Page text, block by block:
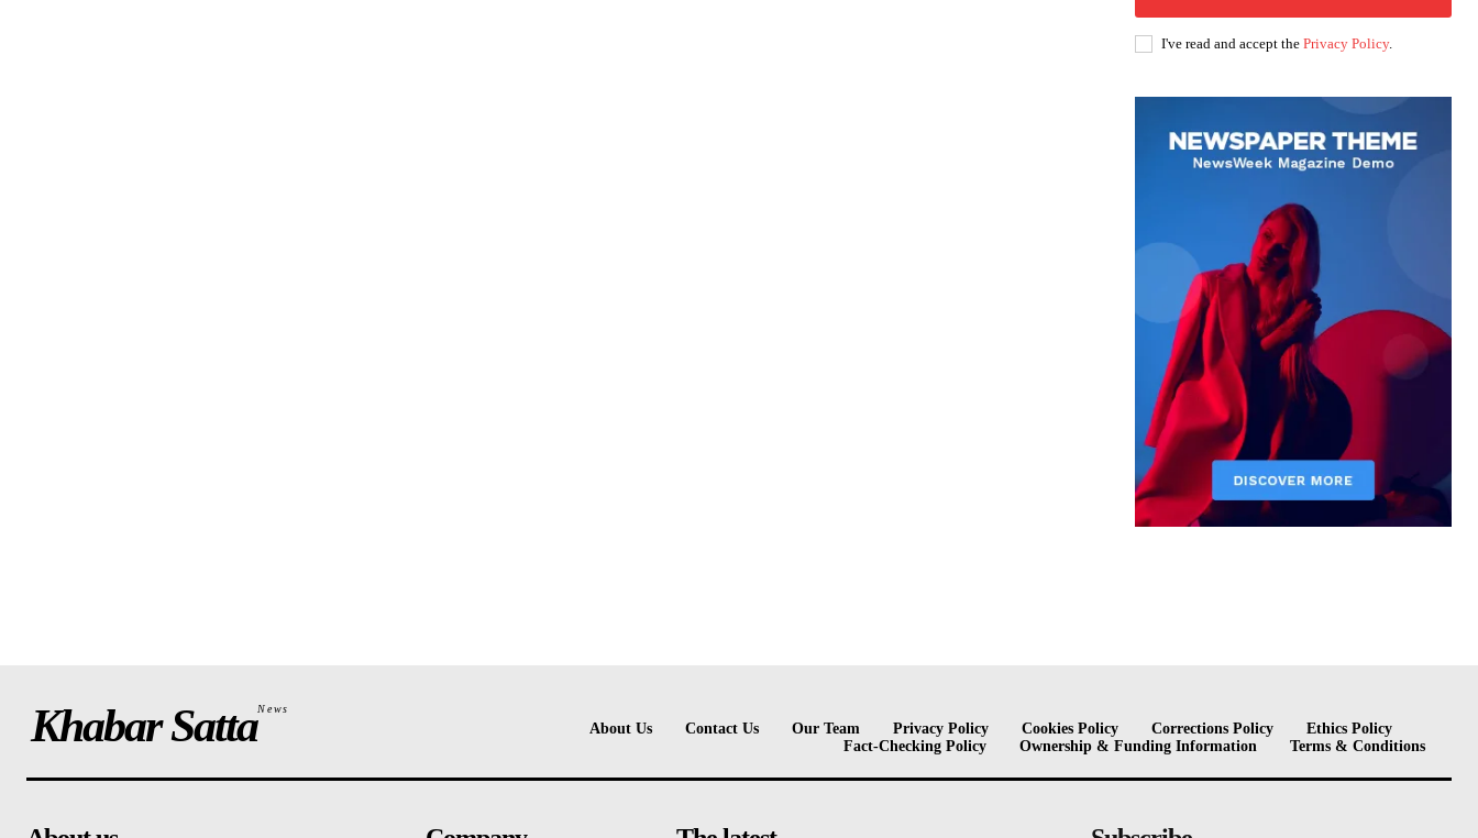
I've read and accept the Privacy Policy.
Khabar SattaNews
About Us Contact Us Our Team Privacy Policy Cookies Policy Corrections Policy
Ethics Policy
Fact-Checking Policy
Ownership & Funding Information Terms & Conditions